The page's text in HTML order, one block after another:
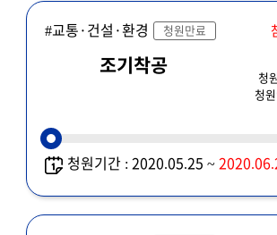
#교통·건설·환경 청원만료
조기착공
청
청
청원기간 : 2020.05.25 ~